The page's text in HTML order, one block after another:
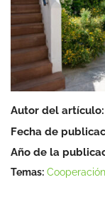
Autor del artículo:
Fecha de
Año de la
Temas: Cooperación